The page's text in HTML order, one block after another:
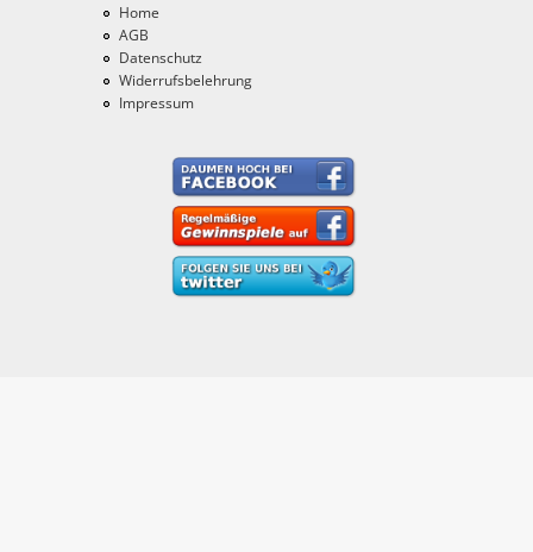
Home
AGB
Datenschutz
Widerrufsbelehrung
Impressum